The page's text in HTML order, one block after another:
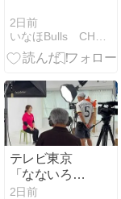
2日前
テレビ東京
「なないろ日
和」に出演し
2日前